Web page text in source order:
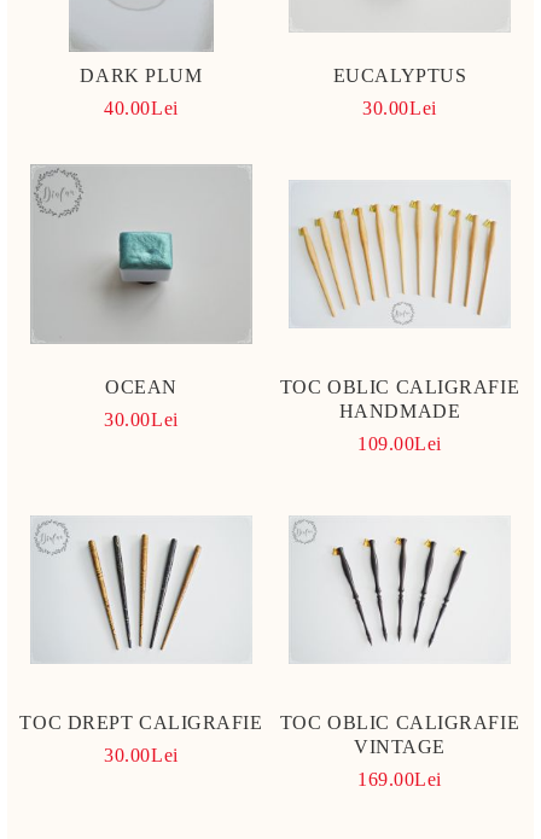
DARK PLUM
40.00Lei
EUCALYPTUS
30.00Lei
OCEAN
30.00Lei
TOC OBLIC CALIGRAFIE
HANDMADE
109.00Lei
TOC DREPT CALIGRAFIE
30.00Lei
TOC OBLIC CALIGRAFIE
VINTAGE
169.00Lei